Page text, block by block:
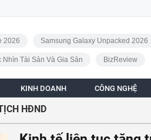
2026
Samsung Galaxy Unpacked 2026
Nhìn Tài Sản Và Gia Sản BizReview
KINH DOANH CÔNG NGHỆ
HĐND